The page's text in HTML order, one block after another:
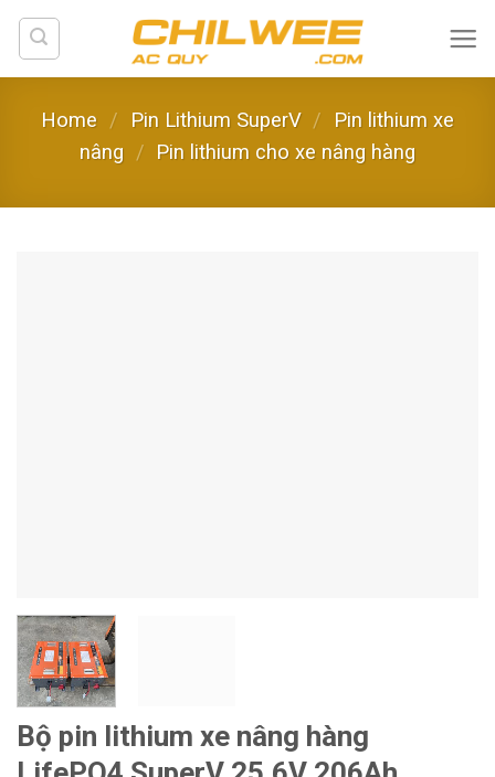
Skip
content
Home / Pin Lithium SuperV /
Pin lithium xe
nâng / Pin lithium cho xe nâng hàng
Bộ pin lithium xe nâng hàng